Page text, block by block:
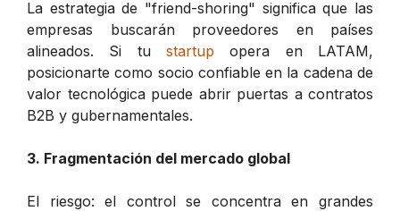
La estrategia de "friend-shoring" significa que las
empresas buscarán proveedores en países
alineados. Si tu startup opera en LATAM,
posicionarte como socio confiable en la cadena de
valor tecnológica puede abrir puertas a contratos
B2B y gubernamentales.
3. Fragmentación del mercado global
El riesgo: el control se concentra en grandes